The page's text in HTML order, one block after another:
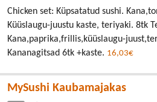
Chicken set: Küpsatatud sushi.
Küüslaugu-juustu kaste, teriyaki. 8tk
Kana,paprika,frillis,küüslaugu-
Kananagitsad 6tk +kaste. 16,03€
MySushi Kaubamajakas